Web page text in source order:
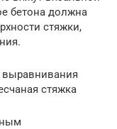
бетона должна
стяжки,
стяжка